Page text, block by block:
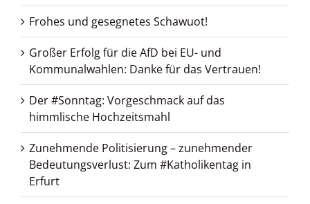
Frohes und gesegnetes Schawuot!
Großer Erfolg für die AfD bei EU- und
Kommunalwahlen: Danke für das Vertrauen!
Der #Sonntag: Vorgeschmack auf das
himmlische Hochzeitsmahl
Zunehmende Politisierung – zunehmender
Bedeutungsverlust: Zum #Katholikentag in
Erfurt